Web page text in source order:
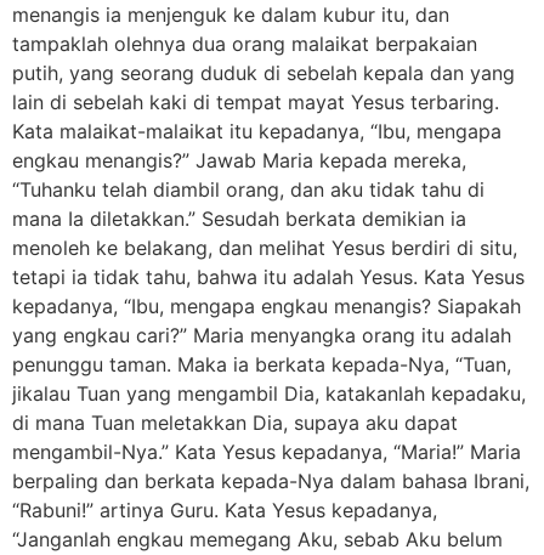
menangis ia menjenguk ke dalam kubur itu, dan
tampaklah olehnya dua orang malaikat berpakaian
putih, yang seorang duduk di sebelah kepala dan yang
lain di sebelah kaki di tempat mayat Yesus terbaring.
Kata malaikat-malaikat itu kepadanya, “Ibu, mengapa
engkau menangis?” Jawab Maria kepada mereka,
“Tuhanku telah diambil orang, dan aku tidak tahu di
mana Ia diletakkan.” Sesudah berkata demikian ia
menoleh ke belakang, dan melihat Yesus berdiri di situ,
tetapi ia tidak tahu, bahwa itu adalah Yesus. Kata Yesus
kepadanya, “Ibu, mengapa engkau menangis? Siapakah
yang engkau cari?” Maria menyangka orang itu adalah
penunggu taman. Maka ia berkata kepada-Nya, “Tuan,
jikalau Tuan yang mengambil Dia, katakanlah kepadaku,
di mana Tuan meletakkan Dia, supaya aku dapat
mengambil-Nya.” Kata Yesus kepadanya, “Maria!” Maria
berpaling dan berkata kepada-Nya dalam bahasa Ibrani,
“Rabuni!” artinya Guru. Kata Yesus kepadanya,
“Janganlah engkau memegang Aku, sebab Aku belum